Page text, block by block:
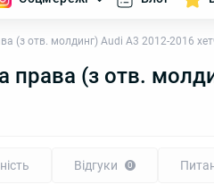
(з отв. молдинг) Audi A3 2012-2016
права (з отв.
Відгуки 0